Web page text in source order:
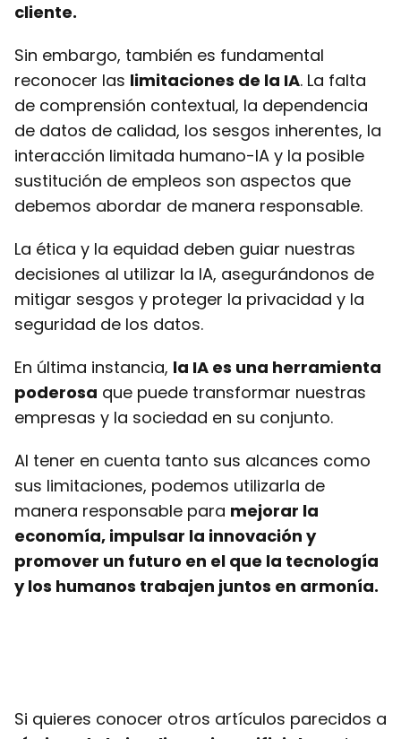
cliente.
Sin embargo, también es fundamental
reconocer las limitaciones de la IA. La falta
de comprensión contextual, la dependencia
de datos de calidad, los sesgos inherentes, la
interacción limitada humano-IA y la posible
sustitución de empleos son aspectos que
debemos abordar de manera responsable.
La ética y la equidad deben guiar nuestras
decisiones al utilizar la IA, asegurándonos de
mitigar sesgos y proteger la privacidad y la
seguridad de los datos.
En última instancia, la IA es una herramienta
poderosa que puede transformar nuestras
empresas y la sociedad en su conjunto.
Al tener en cuenta tanto sus alcances como
sus limitaciones, podemos utilizarla de
manera responsable para mejorar la
economía, impulsar la innovación y
promover un futuro en el que la tecnología
y los humanos trabajen juntos en armonía.
Si quieres conocer otros artículos parecidos a